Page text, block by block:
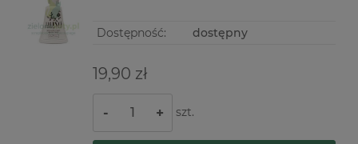
Dostępność: dostępny
19,90 zł
- + szt.